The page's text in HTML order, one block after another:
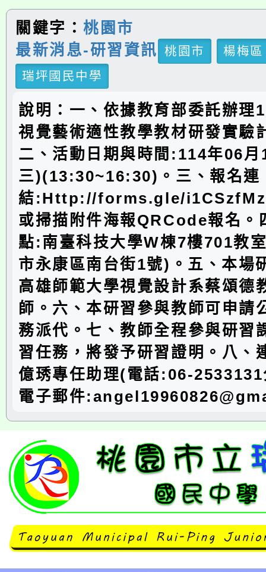
關鍵字：桃園市
最新消息-研習資訊
桃園市
楊梅區
瑞坪國民中學
說明：一、依據教育部委託辦理
視覺藝術適性教學教材研發實驗
二、活動日期與時間:114年06
三)(13:30~16:30)。三、報名連
結:Http://forms.gle/
或掃描附件海報QRCode報名。
點:南臺科技大學W棟7樓701教
市永康區南台街1號)。五、本場
高雄師範大學視覺設計系蔡頌德
師。六、本研習參與教師可申請
務派代。七、教師全程參與研習
習任務，將發予研習證明。八、
億琇專任助理(電話:06-
電子郵件